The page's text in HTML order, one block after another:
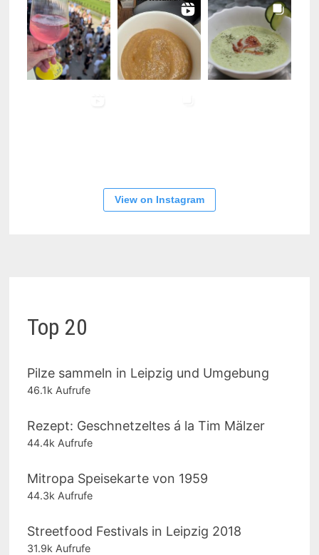
View on Instagram
Top 20
Pilze sammeln in Leipzig und Umgebung
46.1k Aufrufe
Rezept: Geschnetzeltes á la Tim Mälzer
44.4k Aufrufe
Mitropa Speisekarte von 1959
44.3k Aufrufe
Streetfood Festivals in Leipzig 2018
31.9k Aufrufe